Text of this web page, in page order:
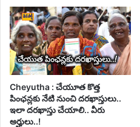
Cheyutha : చేయూత కొత్త
పింఛన్లకు నేటి నుంచి దరఖాస్తులు..
ఇలా దరఖాస్తు చేయాలి.. వీరు
అర్హులు..!